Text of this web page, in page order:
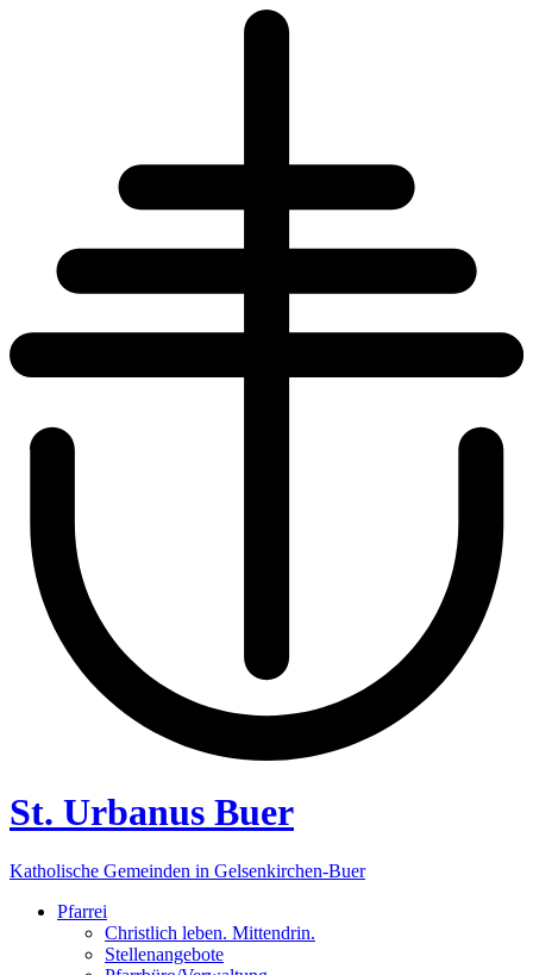
St. Urbanus Buer
Katholische Gemeinden in Gelsenkirchen-Buer
Pfarrei
Christlich leben. Mittendrin.
Stellenangebote